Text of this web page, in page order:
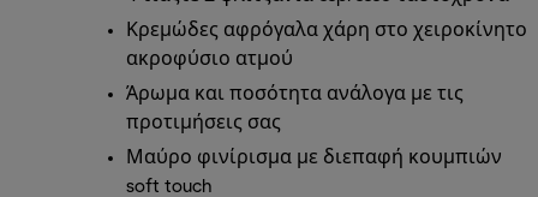
Κρεμώδες αφρόγαλα χάρη στο χειροκίνητο
ακροφύσιο ατμού
Άρωμα και ποσότητα ανάλογα με τις
προτιμήσεις σας
Μαύρο φινίρισμα με διεπαφή κουμπιών
soft touch